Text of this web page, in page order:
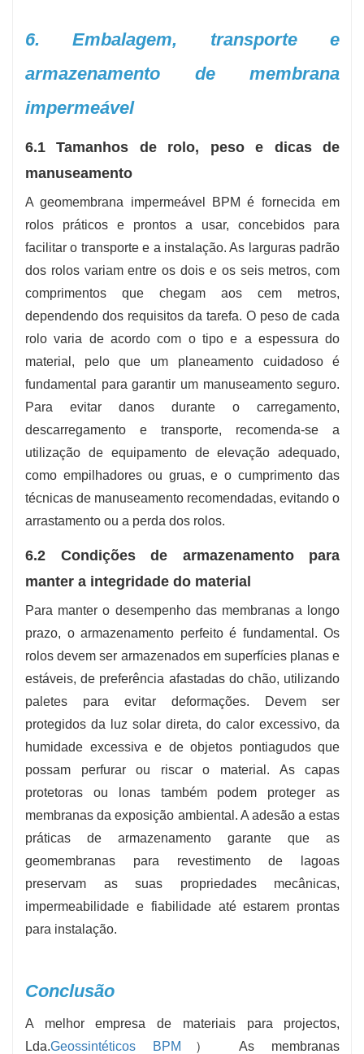
6. Embalagem, transporte e
armazenamento de membrana
impermeável
6.1 Tamanhos de rolo, peso e dicas de
manuseamento
A geomembrana impermeável BPM é fornecida em
rolos práticos e prontos a usar, concebidos para
facilitar o transporte e a instalação. As larguras padrão
dos rolos variam entre os dois e os seis metros, com
comprimentos que chegam aos cem metros,
dependendo dos requisitos da tarefa. O peso de cada
rolo varia de acordo com o tipo e a espessura do
material, pelo que um planeamento cuidadoso é
fundamental para garantir um manuseamento seguro.
Para evitar danos durante o carregamento,
descarregamento e transporte, recomenda-se a
utilização de equipamento de elevação adequado,
como empilhadores ou gruas, e o cumprimento das
técnicas de manuseamento recomendadas, evitando o
arrastamento ou a perda dos rolos.
6.2 Condições de armazenamento para
manter a integridade do material
Para manter o desempenho das membranas a longo
prazo, o armazenamento perfeito é fundamental. Os
rolos devem ser armazenados em superfícies planas e
estáveis, de preferência afastadas do chão, utilizando
paletes para evitar deformações. Devem ser
protegidos da luz solar direta, do calor excessivo, da
humidade excessiva e de objetos pontiagudos que
possam perfurar ou riscar o material. As capas
protetoras ou lonas também podem proteger as
membranas da exposição ambiental. A adesão a estas
práticas de armazenamento garante que as
geomembranas para revestimento de lagoas
preservam as suas propriedades mecânicas,
impermeabilidade e fiabilidade até estarem prontas
para instalação.
Conclusão
A melhor empresa de materiais para projectos,
Lda.Geossintéticos BPM
） As membranas